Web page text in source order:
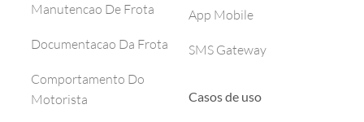
Manutencao De Frota
Documentacao Da Frota
Comportamento Do
Motorista
App Mobile
SMS Gateway
Casos de uso